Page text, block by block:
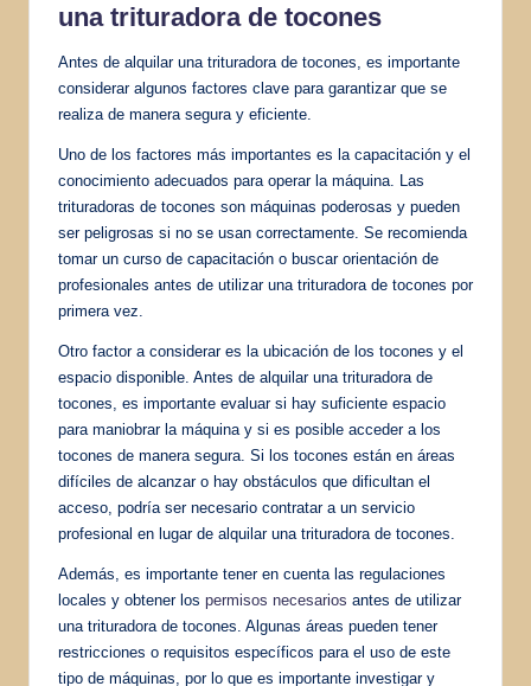
una trituradora de tocones
Antes de alquilar una trituradora de tocones, es importante
considerar algunos factores clave para garantizar que se
realiza de manera segura y eficiente.
Uno de los factores más importantes es la capacitación y el
conocimiento adecuados para operar la máquina. Las
trituradoras de tocones son máquinas poderosas y pueden
ser peligrosas si no se usan correctamente. Se recomienda
tomar un curso de capacitación o buscar orientación de
profesionales antes de utilizar una trituradora de tocones por
primera vez.
Otro factor a considerar es la ubicación de los tocones y el
espacio disponible. Antes de alquilar una trituradora de
tocones, es importante evaluar si hay suficiente espacio
para maniobrar la máquina y si es posible acceder a los
tocones de manera segura. Si los tocones están en áreas
difíciles de alcanzar o hay obstáculos que dificultan el
acceso, podría ser necesario contratar a un servicio
profesional en lugar de alquilar una trituradora de tocones.
Además, es importante tener en cuenta las regulaciones
locales y obtener los permisos necesarios antes de utilizar
una trituradora de tocones. Algunas áreas pueden tener
restricciones o requisitos específicos para el uso de este
tipo de máquinas, por lo que es importante investigar y